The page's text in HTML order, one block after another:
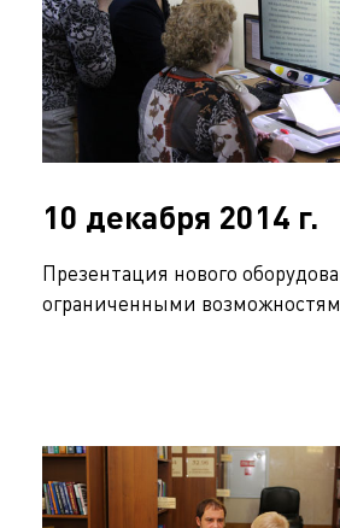
10 декабря 2014 г.
Презентация нового
ограниченными